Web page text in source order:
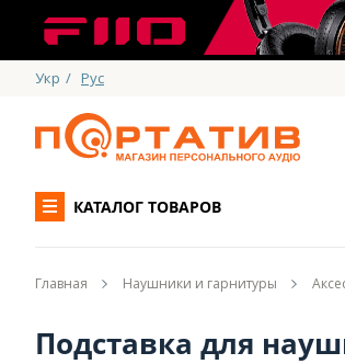
Укр / Рус
КАТАЛОГ ТОВАРОВ
Главная Наушники и гарнитуры
Подставка для